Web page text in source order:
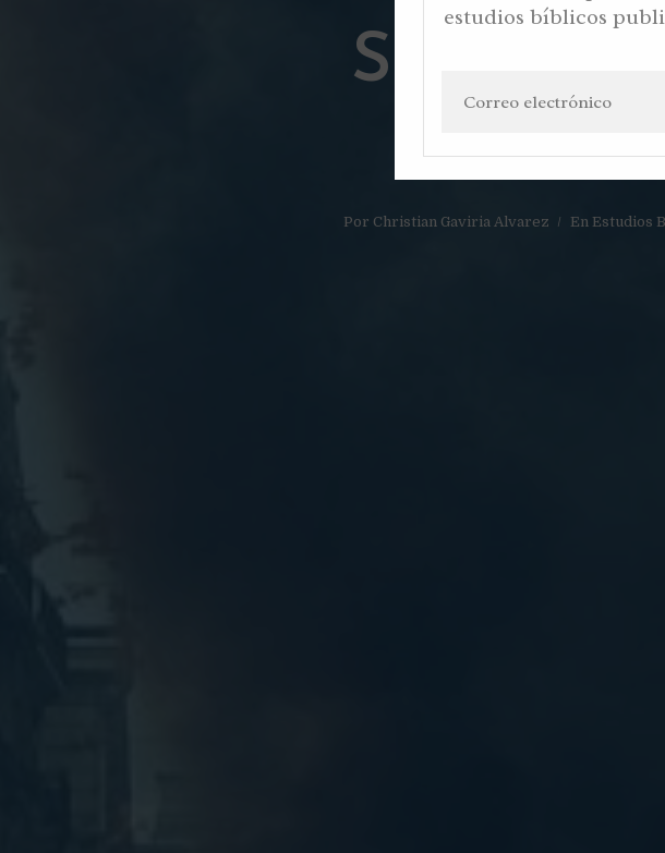
Por Christian Gaviria Alvarez En Estudios
estudios bíblicos